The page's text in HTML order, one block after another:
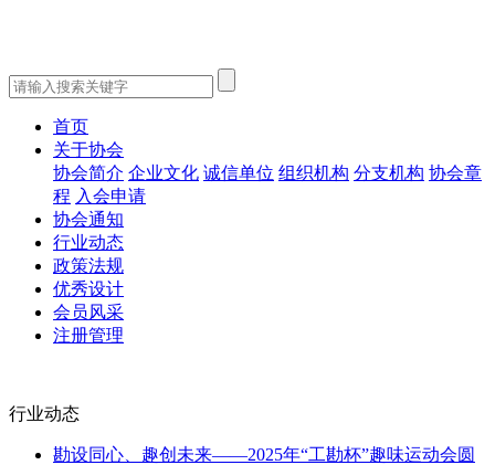
首页
关于协会
协会简介 企业文化 诚信单位 组织机构 分支机构 协会章
程 入会申请
协会通知
行业动态
政策法规
优秀设计
会员风采
注册管理
行业动态
勘设同心、趣创未来——2025年“工勘杯”趣味运动会圆